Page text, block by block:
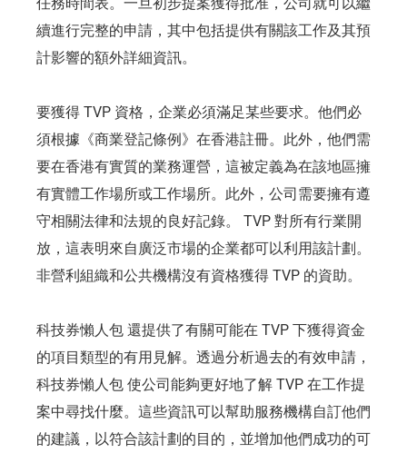
續進行完整的申請，其中包括提供有關該工作及其預
計影響的額外詳細資訊。
要獲得 TVP 資格，企業必須滿足某些要求。他們必
須根據《商業登記條例》在香港註冊。此外，他們需
要在香港有實質的業務運營，這被定義為在該地區擁
有實體工作場所或工作場所。此外，公司需要擁有遵
守相關法律和法規的良好記錄。 TVP 對所有行業開
放，這表明來自廣泛市場的企業都可以利用該計劃。
非營利組織和公共機構沒有資格獲得 TVP 的資助。
科技券懶人包 還提供了有關可能在 TVP 下獲得資金
的項目類型的有用見解。透過分析過去的有效申請，
科技券懶人包 使公司能夠更好地了解 TVP 在工作提
案中尋找什麼。這些資訊可以幫助服務機構自訂他們
的建議，以符合該計劃的目的，並增加他們成功的可